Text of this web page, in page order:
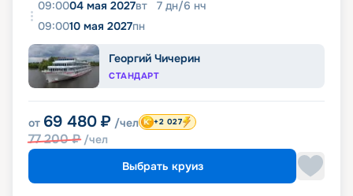
09:0004 мая 2027вт 7 дн/6 нч
09:0010 мая 2027пн
Георгий Чичерин
СТАНДАРТ
от 69 480 ₽ /чел
77 200₽ /чел
+2 027
Выбрать круиз